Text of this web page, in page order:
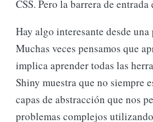
CSS. Pero la barrera de
Hay algo interesante desde
Muchas veces pensamos que
implica aprender todas las
Shiny muestra que no siempre
capas de abstracción que nos
problemas complejos